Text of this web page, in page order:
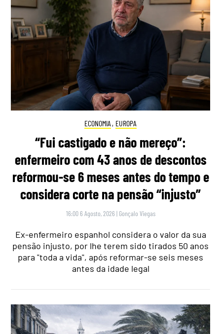
ECONOMIA , EUROPA
“Fui castigado e não mereço”:
enfermeiro com 43 anos de descontos
reformou-se 6 meses antes do tempo e
considera corte na pensão “injusto”
16:00 6 Agosto, 2026 | Gonçalo Viegas
Ex-enfermeiro espanhol considera o valor da sua
pensão injusto, por lhe terem sido tirados 50 anos
para "toda a vida", após reformar-se seis meses
antes da idade legal